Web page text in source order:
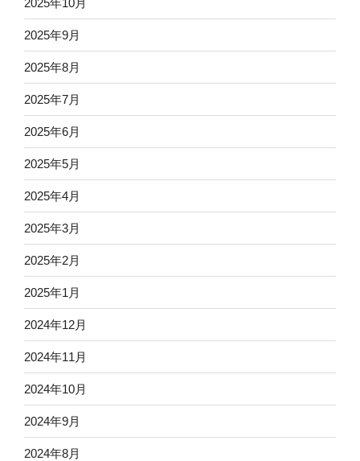
2025年9月
2025年8月
2025年7月
2025年6月
2025年5月
2025年4月
2025年3月
2025年2月
2025年1月
2024年12月
2024年11月
2024年10月
2024年9月
2024年8月